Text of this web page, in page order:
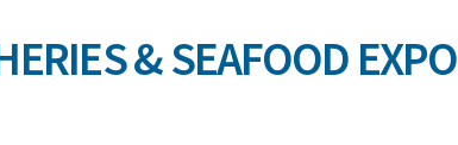
& SEAFOOD EXPO